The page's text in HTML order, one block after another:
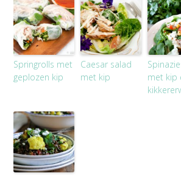
Springrolls met
geplozen kip
Caesar salad
met kip
met kip